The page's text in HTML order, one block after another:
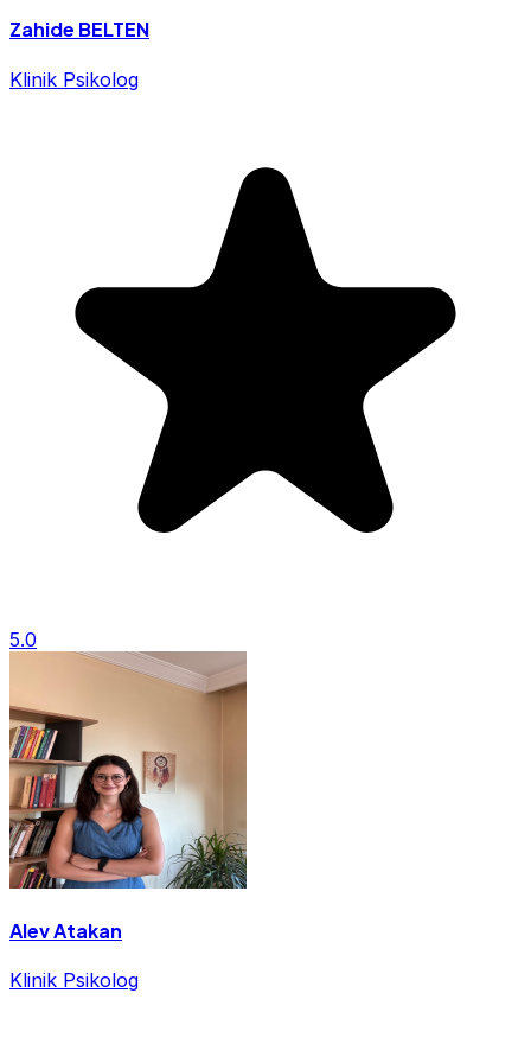
Zahide BELTEN
Klinik Psikolog
5.0
Alev Atakan
Klinik Psikolog